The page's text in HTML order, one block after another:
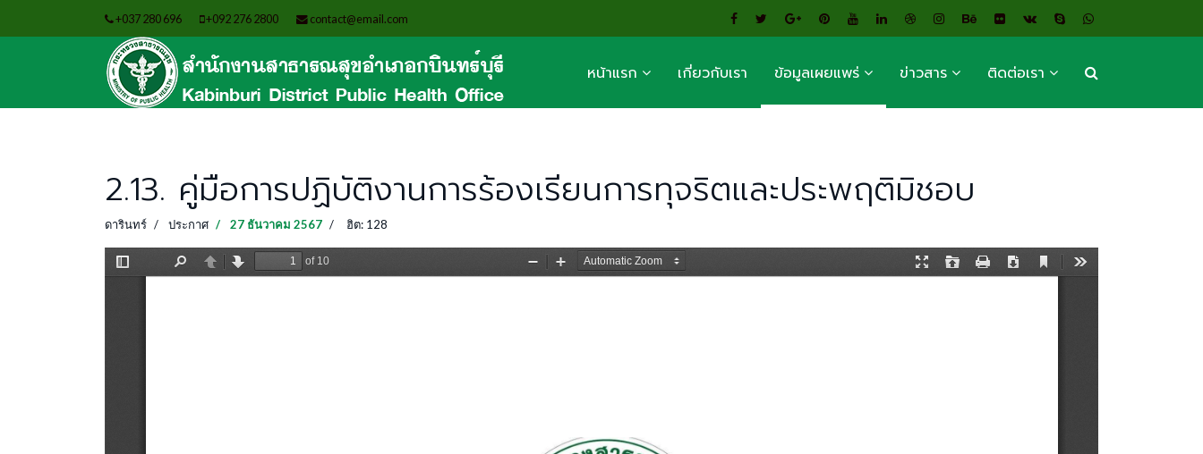
+037 280 696 +092 276 2800 contact@email.com
หน้าแรก เกี่ยวกับเรา ข้อมูลเผยแพร่ ข่าวสาร ติดต่อเรา
2.13. คู่มือการปฏิบัติงานการร้องเรียนการทุจริตและประพฤติมิชอบ
ดารินทร์ ประกาศ 27 ธันวาคม 2567 ฮิต: 128